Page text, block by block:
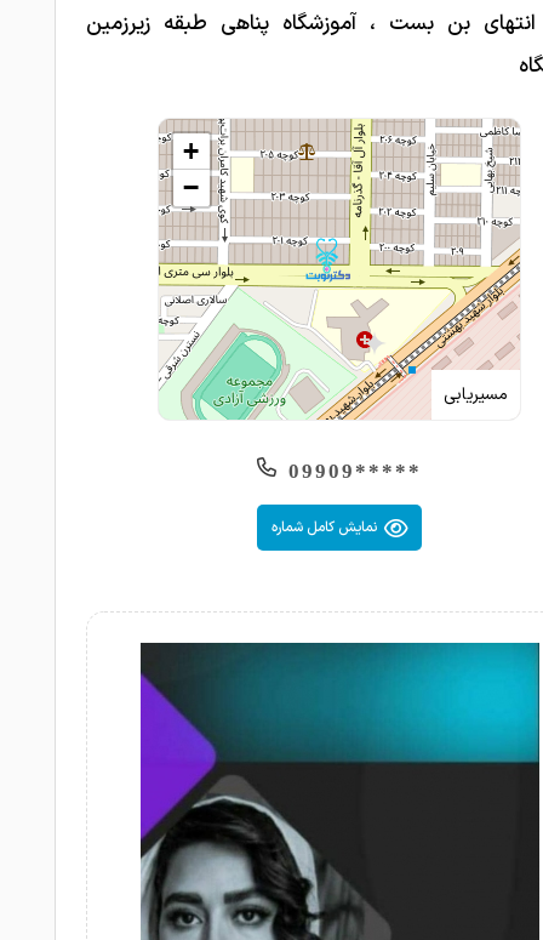
انتهای بن بست ، آموزشگاه پناهی طبقه زیرزمین
مسیریابی
+
−
*****09909
نمایش کامل شماره